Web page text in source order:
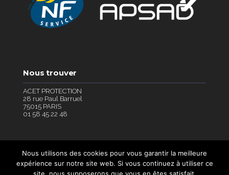
Nous trouver
ACET PROTECTION
28 rue Paul Barruel
75015 PARIS
01 58 45 22 48
Nous utilisons des cookies pour vous garantir la meilleure
expérience sur notre site web. Si vous continuez à utiliser ce